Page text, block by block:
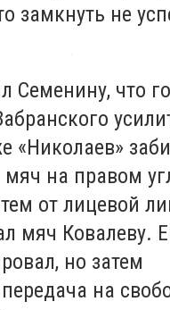
замкнуть не
Семенину, что
«Николаев»
мяч на правом
от лицевой
мяч Ковалеву.
но затем
на